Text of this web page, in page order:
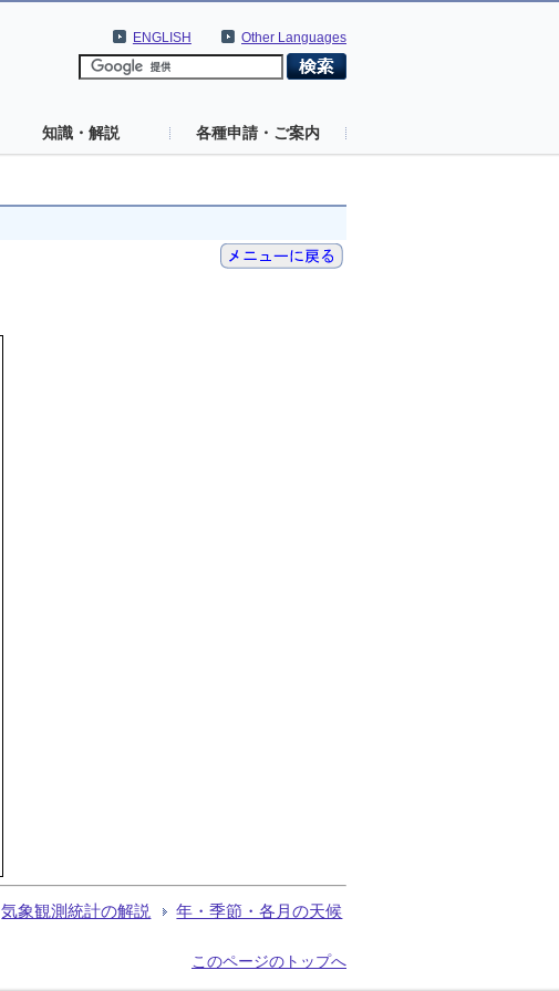
Other Languages
ENGLISH
知識・解説 各種申請・ご案内
気象観測統計の解説 年・季節・各月の天候
このページのトップへ